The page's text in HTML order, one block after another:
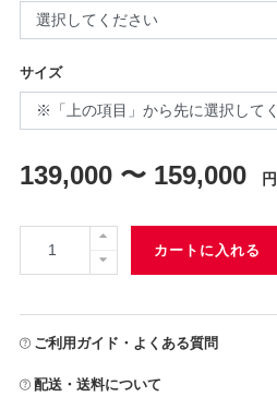
サイズ
139,000 〜 159,000 円
カートに入れる
ご利用ガイド・よくある質問
配送・送料について